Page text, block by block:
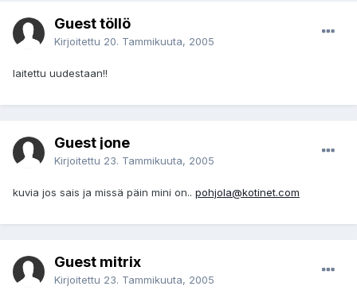
Guest töllö
Kirjoitettu 20. Tammikuuta, 2005
laitettu uudestaan!!
Guest jone
Kirjoitettu 23. Tammikuuta, 2005
kuvia jos sais ja missä päin mini on.. pohjola@kotinet.com
Guest mitrix
Kirjoitettu 23. Tammikuuta, 2005